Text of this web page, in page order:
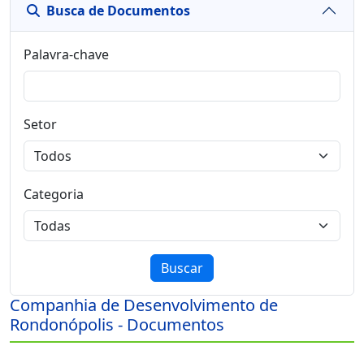
Busca de Documentos
Busca de Documentos
Palavra-chave
Setor
Categoria
Buscar
Companhia de Desenvolvimento de
Rondonópolis - Documentos